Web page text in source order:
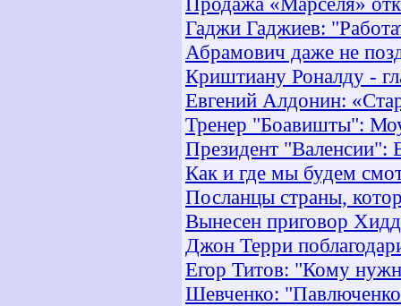
Гаджи Гаджиев:
Абрамович даже не
Криштиану Роналду -
Евгений Алдонин:
Тренер "Боавишты":
Президент "Валенсии":
Как и где мы будем
Посланцы страны,
Вынесен приговор
Джон Терри
Егор Титов: "Кому
Шевченко: